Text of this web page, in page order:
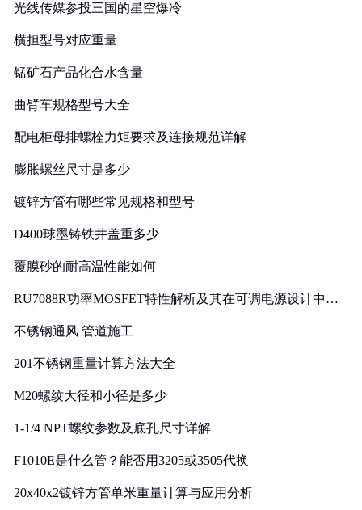
光线传媒参投三国的星空爆冷
横担型号对应重量
锰矿石产品化合水含量
曲臂车规格型号大全
配电柜母排螺栓力矩要求及连接规范详解
膨胀螺丝尺寸是多少
镀锌方管有哪些常见规格和型号
D400球墨铸铁井盖重多少
覆膜砂的耐高温性能如何
RU7088R功率MOSFET特性解析及其在可调电源设计中的
不锈钢通风 管道施工
201不锈钢重量计算方法大全
M20螺纹大径和小径是多少
1-1/4 NPT螺纹参数及底孔尺寸详解
F1010E是什么管？能否用3205或3505代换
20x40x2镀锌方管单米重量计算与应用分析